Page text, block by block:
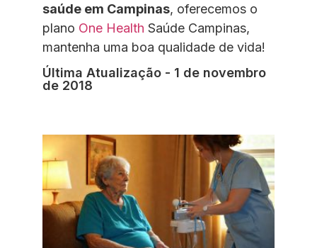
saúde em Campinas, oferecemos o
plano One Health Saúde Campinas,
mantenha uma boa qualidade de vida!
Última Atualização - 1 de novembro
de 2018